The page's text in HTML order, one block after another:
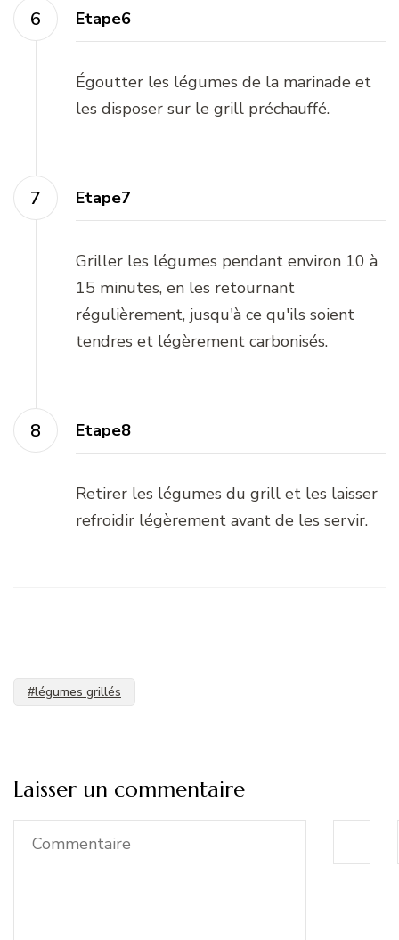
Etape6
Égoutter les légumes de la marinade et
les disposer sur le grill préchauffé.
Etape7
Griller les légumes pendant environ 10 à
15 minutes, en les retournant
régulièrement, jusqu'à ce qu'ils soient
tendres et légèrement carbonisés.
Etape8
Retirer les légumes du grill et les laisser
refroidir légèrement avant de les servir.
#légumes grillés
Laisser un commentaire